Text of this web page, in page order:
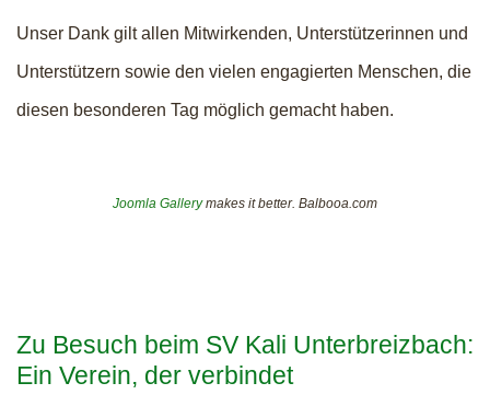
Unser Dank gilt allen Mitwirkenden, Unterstützerinnen und
Unterstützern sowie den vielen engagierten Menschen, die
diesen besonderen Tag möglich gemacht haben.
Joomla Gallerymakes it better. Balbooa.com
Zu Besuch beim SV Kali Unterbreizbach:
Ein Verein, der verbindet